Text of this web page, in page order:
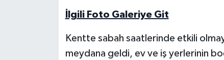
İlgili Foto Galeriye Git
Kentte sabah saatlerinde etkili
meydana geldi, ev ve iş yerlerinin